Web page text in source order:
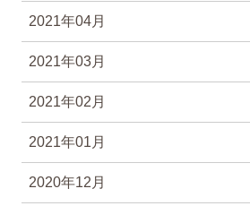
2021年04月
2021年03月
2021年02月
2021年01月
2020年12月